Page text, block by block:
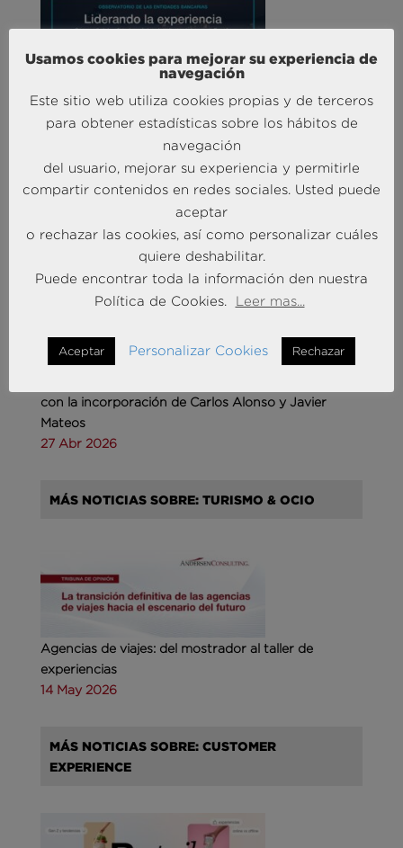
Liderando la Experiencia | Observatorio de las
MÁS NOTICIAS SOBRE: INTELIGENCIA
ARTIFICIAL
con la incorporación de Carlos Alonso y Javier
Mateos
27 Abr 2026
MÁS NOTICIAS SOBRE: TURISMO & OCIO
Agencias de viajes: del mostrador al taller de
experiencias
14 May 2026
MÁS NOTICIAS SOBRE: CUSTOMER
EXPERIENCE
Usamos cookies para mejorar su experiencia de
navegación
Este sitio web utiliza cookies propias y de terceros
para obtener estadísticas sobre los hábitos de
navegación
del usuario, mejorar su experiencia y permitirle
compartir contenidos en redes sociales. Usted puede
aceptar
o rechazar las cookies, así como personalizar cuáles
quiere deshabilitar.
Puede encontrar toda la información den nuestra
Política de Cookies.
Leer mas...
Aceptar Personalizar Cookies Rechazar